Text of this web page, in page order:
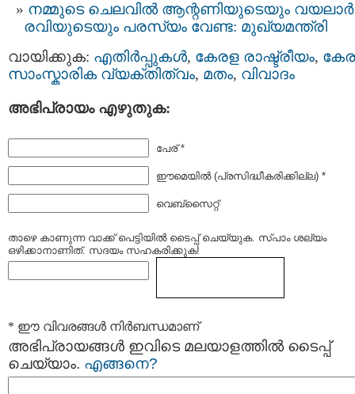
നമ്മുടെ ചെലവില്‍ ആന്റണിയുടെയും വയലാര്‍
രവിയുടെയും പരസ്യം വേണ്ട: മുഖ്യമന്ത്രി
വായിക്കുക: എതിര്‍പ്പുകള്‍, കേരള രാഷ്ട്രീയം,
സാംസ്കാരിക വ്യക്തിത്വം, മതം, വിവാദം
അഭിപ്രായം എഴുതുക:
പേര് *
ഈമെയില്‍ (പ്രസിദ്ധീകരിക്കില്ല) *
വെബ്സൈറ്റ്
താഴെ കാണുന്ന വാക്ക് പെട്ടിയില്‍ ടൈപ്പ്‌ ചെയ്യുക. സ്പാം ശല്യം
ഒഴിക്കാനാണിത്. സദയം സഹകരിക്കുക!
* ഈ വിവരങ്ങള്‍ നിര്‍ബന്ധമാണ്
അഭിപ്രായങ്ങള്‍ ഇവിടെ മലയാളത്തില്‍ ടൈപ്പ്
ചെയ്യാം. എങ്ങനെ?